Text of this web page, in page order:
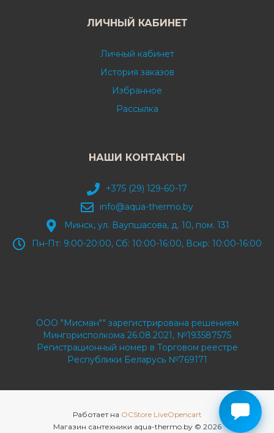
ЛИЧНЫЙ КАБИНЕТ
Личный кабинет
История заказов
Избранное
Рассылка
НАШИ КОНТАКТЫ
+375 (29) 129-60-17
info@aqua-thermo.by
Минск, ул. Ваупшасова, д. 10, пом. 131
Пн-Пт: 9:00-20:00, Сб: 10:00-16:00, Вскр: 10:00-16:00
ООО "Мисман"" зарегистрирована решением
Мингорисполкома 26.08.2021, №193587575
Регистрационный номер в Торговом реестре
Республики Беларусь №769171
Работает на OCStore LiveOpencart
Магазин сантехники aqua-thermo.by © 2026